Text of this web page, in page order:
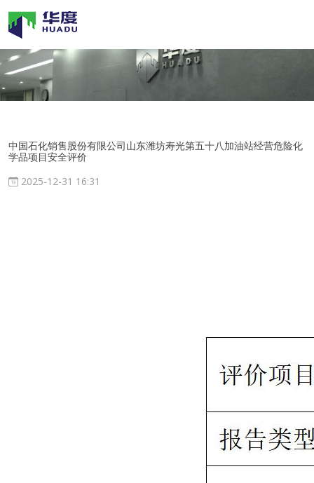
中国石化销售股份有限公司山东潍坊寿光第五十八加油站经营危险化
学品项目安全评价
2025-12-31 16:31